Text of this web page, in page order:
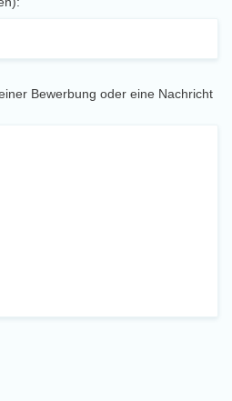
Bewerbung oder eine Nachricht